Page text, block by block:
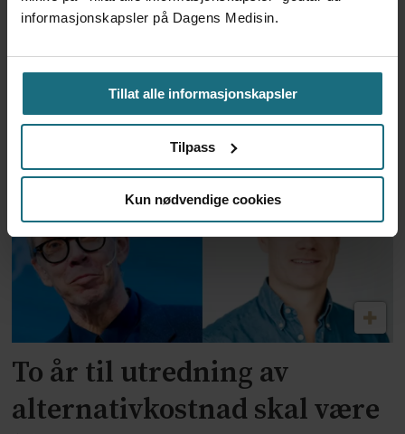
informasjonskapsler på Dagens Medisin.
Tillat alle informasjonskapsler
Tilpass
Kun nødvendige cookies
Feilmedisinert i 18 år – får
millionerstatning
To år til utredning av
alternativkostnad skal være